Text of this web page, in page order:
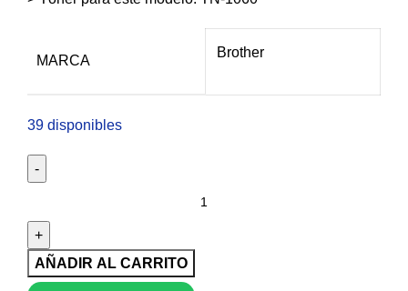
MARCA
Brother
39 disponibles
AÑADIR AL CARRITO